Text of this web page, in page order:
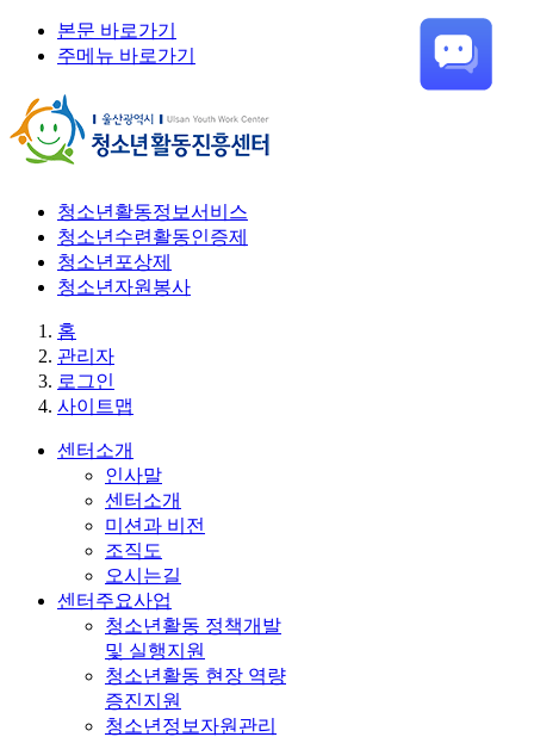
본문 바로가기
주메뉴 바로가기
청소년활동정보서비스
청소년수련활동인증제
청소년포상제
청소년자원봉사
홈
관리자
로그인
사이트맵
센터소개
인사말
센터소개
미션과 비전
조직도
오시는길
센터주요사업
청소년활동 정책개발
및 실행지원
청소년활동 현장 역량
증진지원
청소년정보자원관리